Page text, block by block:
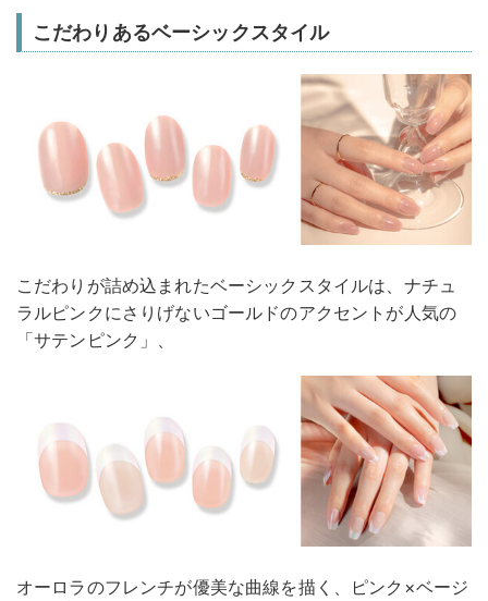
こだわりあるベーシックスタイル
こだわりが詰め込まれたベーシックスタイルは、ナチュ
ラルピンクにさりげないゴールドのアクセントが人気の
「サテンピンク」、
オーロラのフレンチが優美な曲線を描く、ピンク×ベージ